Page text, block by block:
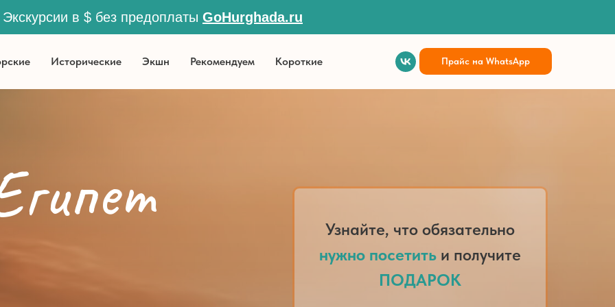
Экскурсии в $ без предоплаты GoHurghada.ru
Исторические Экшн Рекомендуем Короткие Прайс на WhatsApp
Узнайте, что обязательно
нужно посетить и получите
ПОДАРОК